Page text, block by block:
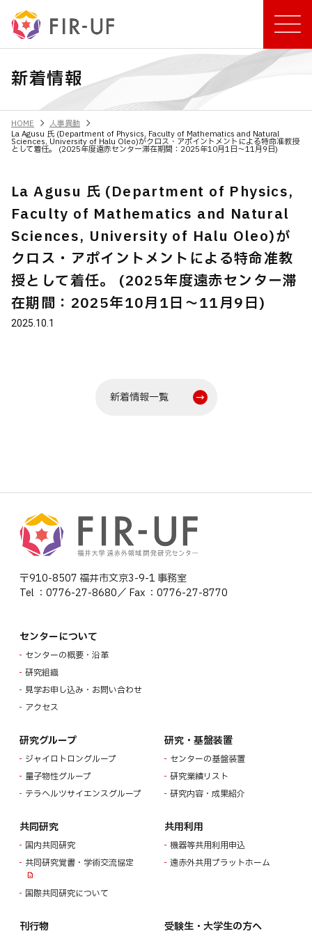
新着情報
HOME chevron_right 人事異動 chevron_right
La Agusu 氏 (Department of Physics, Faculty of Mathematics and Natural
Sciences, University of Halu Oleo)がクロス・アポイントメントによる特命准教授
として着任。 (2025年度遠赤センター滞在期間：2025年10月1日～11月9日)
La Agusu 氏 (Department of Physics,
Faculty of Mathematics and Natural
Sciences, University of Halu Oleo)が
クロス・アポイントメントによる特命准教
授として着任。 (2025年度遠赤センター滞
在期間：2025年10月1日～11月9日)
2025.10.1
新着情報一覧
〒910-8507 福井市文京3-9-1 事務室
Tel ：0776-27-8680／ Fax ：0776-27-8770
センターについて
センターの概要・沿革
研究組織
見学お申し込み・お問い合わせ
アクセス
研究グループ
ジャイロトロングループ
量子物性グループ
テラヘルツサイエンスグループ
研究・基盤装置
センターの基盤装置
研究業績リスト
研究内容・成果紹介
共同研究
国内共同研究
共同研究覚書・学術交流協定
国際共同研究について
共用利用
機器等共用利用申込
遠赤外共用プラットホーム
刊行物 受験生・大学生の方へ